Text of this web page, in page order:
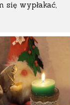
się wypłakać,